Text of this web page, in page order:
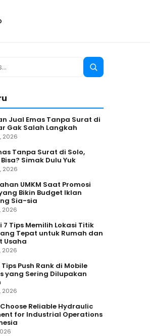
Search
Jual Emas Tanpa Surat di
Gak Salah Langkah
2026
Tanpa Surat di Solo,
Simak Dulu Yuk
2026
UMKM Saat Promosi
Bikin Budget Iklan
Sia-sia
2026
7 Tips Memilih Lokasi Titik
Tepat untuk Rumah dan
Usaha
2026
Push Rank di Mobile
yang Sering Dilupakan
2026
Reliable Hydraulic
for Industrial Operations